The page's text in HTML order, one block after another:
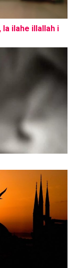
ilahe illallah i